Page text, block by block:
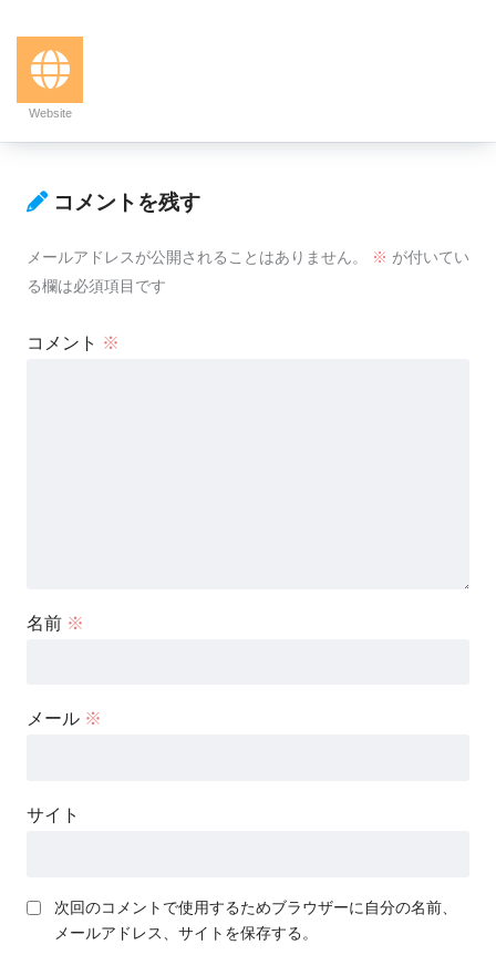
Website
コメントを残す
メールアドレスが公開されることはありません。 ※ が付いてい
る欄は必須項目です
コメント ※
名前 ※
メール ※
サイト
次回のコメントで使用するためブラウザーに自分の名前、
メールアドレス、サイトを保存する。